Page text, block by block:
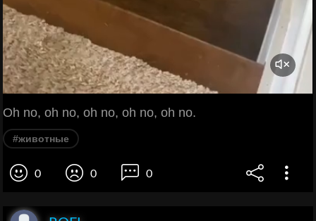
Oh no, oh no, oh no, oh no, oh no.
#животные
0 0 0